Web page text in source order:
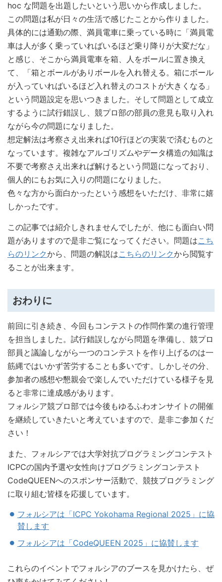
hoc な問題を出題したいという思いから作成しました。
この問題は私が日々の生活で感じたことから作りました。
具体的には通勤の際、満員電車に乗っている時に「満員電
車は人が多く乗っていればいるほど乗り降りが大変だな」
と感じ、そこから満員電車を箱、人をボールに置き換え
て、「箱とボールがありボールを入れ替える。箱にボール
が入っていればいるほど入れ替えのコストが大きくなる」
という問題設定を思いつきました。そして問題として成立
するように試行錯誤し、競プロ部の部員の意見も取り入れ
ながら今の問題になりました。
想定解法は考察さえ出来れば10行ほどの実装で済むものと
なっています。複雑なアルゴリズムやデータ構造の知識は
不要で考察さえ出来れば解けるという問題になっており、
個人的にもお気に入りの問題になりました。
色々な方から面白かったという感想をいただけ、非常に嬉
しかったです。
この記事では紹介しきれませんでしたが、他にも面白い問
題がありますので是非ご覧になってください。問題はこち
らのリンクから、問題の解説はこちらのリンクから閲覧す
ることが出来ます。
おわりに
前回に引き続き、今回もコンテストの作問作業の進行管理
を担当しました。試行錯誤しながら問題を準備し、競プロ
部員と議論しながら一つのコンテストを作り上げるのは一
筋縄ではいかず苦労することも多いです。しかしその分、
参加者の感想や懇親会で楽しんでいただけている様子を見
ると非常に達成感があります。
フォルシア競プロ部では今後もゆるふわオンサイトの開催
を継続していきたいと考えていますので、是非ご参加くだ
さい！
また、フォルシアでは大学対抗プログラミングコンテスト
ICPCの国内予選や女性向けプログラミングコンテスト
CodeQUEENへのスポンサー活動で、競技プログラミング
に取り組む皆様を応援しています。
フォルシアは「ICPC Yokohama Regional 2025」に協
賛します
フォルシアは「CodeQUEEN 2025」に協賛します
これらのイベントでフォルシアのブースを見かけたら、ぜ